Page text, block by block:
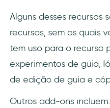
Alguns desses recursos
recursos, sem os quais
tem uso para o recurso
experimentos de guia,
de edição de guia e
Outros add-ons incluem: